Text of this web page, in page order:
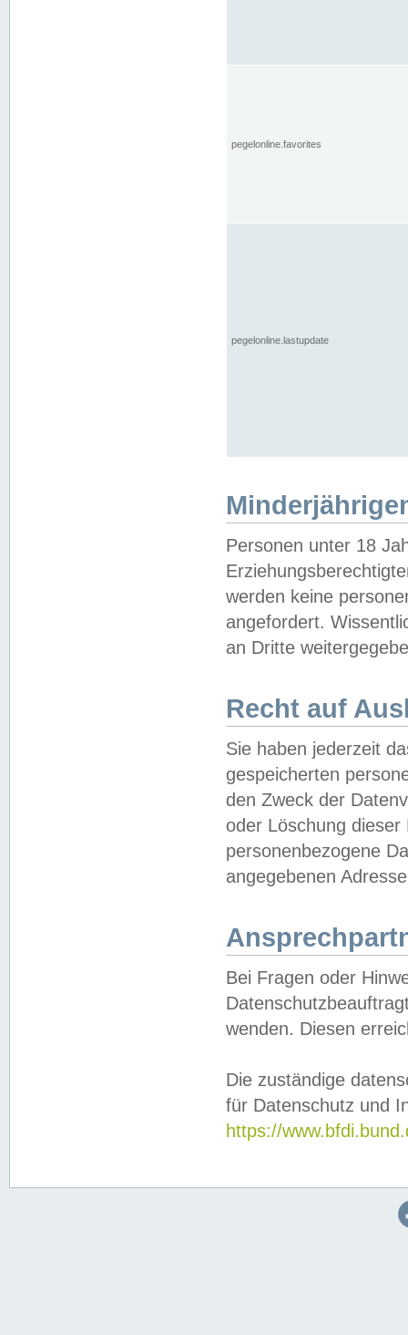
pegelonline.favorites
pegelonline.lastupdate
Personen unter 18
werden keine
angefordert.
an Dritte
Recht auf
Sie haben jederzeit
gespeicherten
den Zweck der
oder Löschung
personenbezogene
angegebenen
Bei Fragen oder
wenden. Diesen
Die zuständige
für Datenschutz und
https://